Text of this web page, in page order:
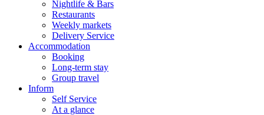
Nightlife & Bars
Restaurants
Weekly markets
Delivery Service
Accommodation
Booking
Long-term stay
Group travel
Inform
Self Service
At a glance